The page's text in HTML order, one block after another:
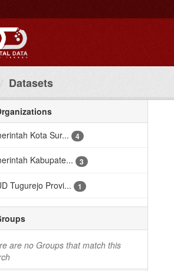
Datasets
Kota Sur...
4
Kabupate... 3
Tugurejo Provi... 1
are no Groups that match this